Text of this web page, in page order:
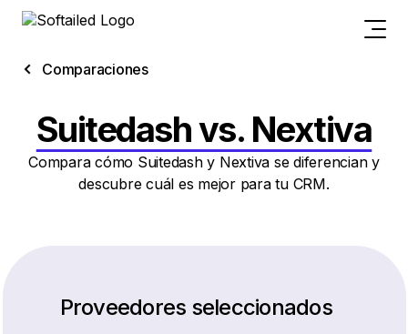
Comparaciones
Suitedash vs. Nextiva
Compara cómo Suitedash y Nextiva se diferencian y
descubre cuál es mejor para tu CRM.
Proveedores seleccionados